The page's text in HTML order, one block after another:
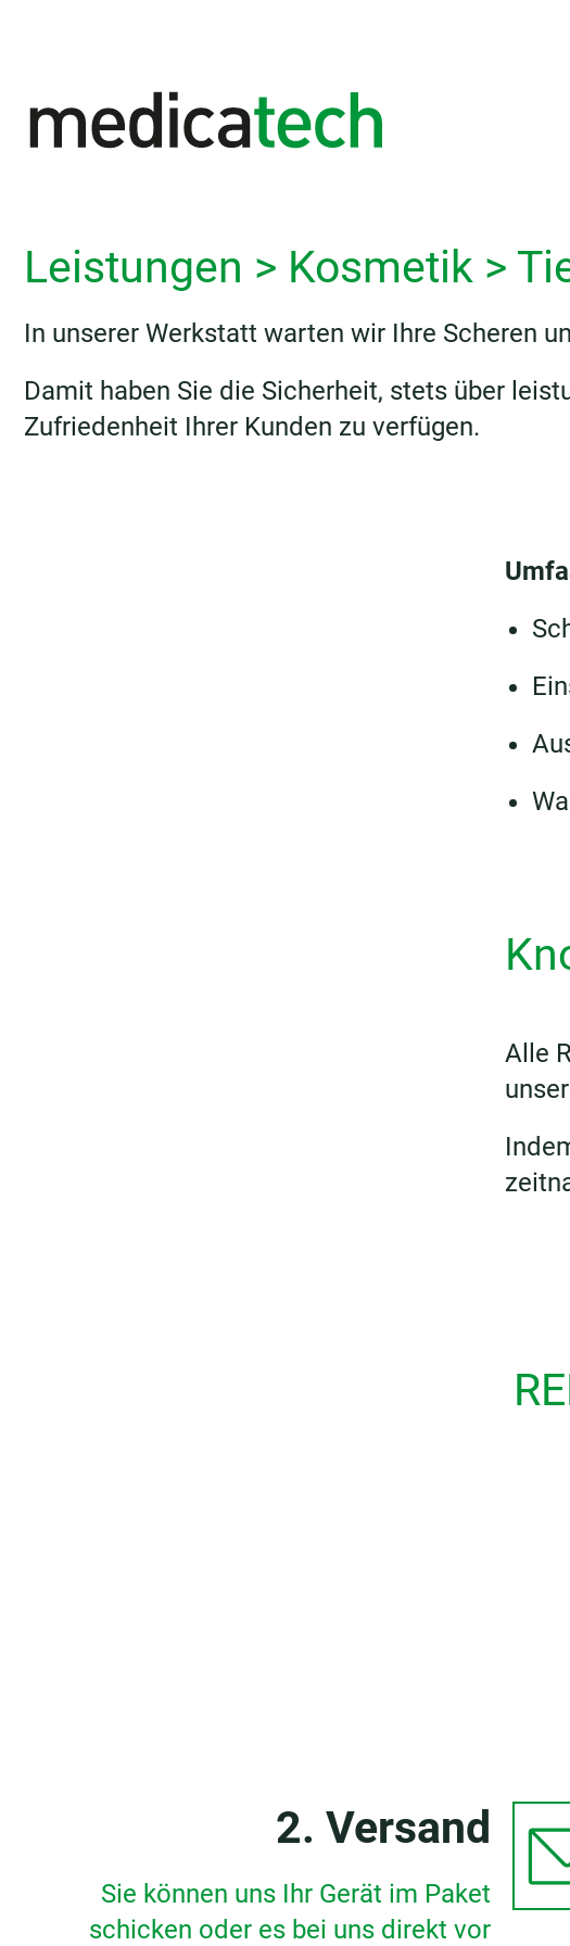
Leistungen > Kosmetik >
In unserer Werkstatt warten wir Ihre Scheren
Damit haben Sie die Sicherheit, stets über
Zufriedenheit Ihrer Kunden zu verfügen.
Alle
2. Versand
Sie können uns Ihr Gerät im Paket
schicken oder es bei uns direkt vor